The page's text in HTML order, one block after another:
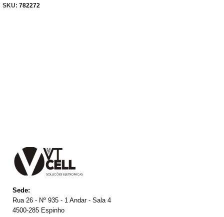
SKU: 782272
Sede:
Rua 26 - Nº 935 - 1 Andar - Sala 4
4500-285 Espinho